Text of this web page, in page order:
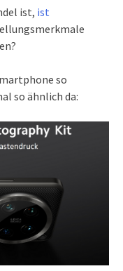
ist, ist
so
so ähnlich da: